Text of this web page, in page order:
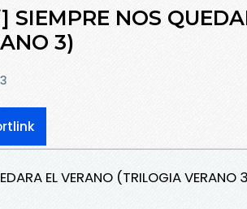
NOS
3)
EL VERANO (TRILOGIA